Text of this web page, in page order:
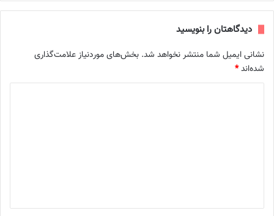
دیدگاهتان را بنویسید
نشانی ایمیل شما منتشر نخواهد شد. بخش‌های موردنیاز علامت‌گذاری
شده‌اند*